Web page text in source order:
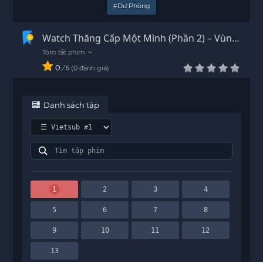
#Dự Phòng
Watch Thăng Cấp Một Mình (Phần 2) – Vùng
0 / 5 0 đánh giá
Danh sách tập
1 2 3 4
5 6 7 8
9 10 11 12
13